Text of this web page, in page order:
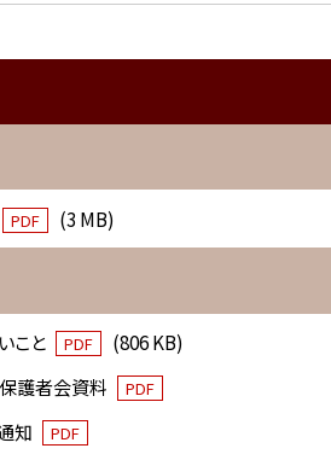
PDF (3 MB)
こと PDF
(806 KB)
護者会資料
PDF
知 PDF